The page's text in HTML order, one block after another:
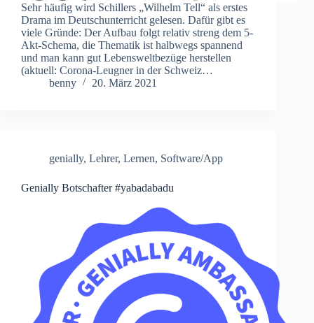
Sehr häufig wird Schillers „Wilhelm Tell“ als erstes
Drama im Deutschunterricht gelesen. Dafür gibt es
viele Gründe: Der Aufbau folgt relativ streng dem 5-
Akt-Schema, die Thematik ist halbwegs spannend
und man kann gut Lebensweltbezüge herstellen
(aktuell: Corona-Leugner in der Schweiz…
benny
20. März 2021
genially, Lehrer, Lernen, Software/App
Genially Botschafter #yabadabadu